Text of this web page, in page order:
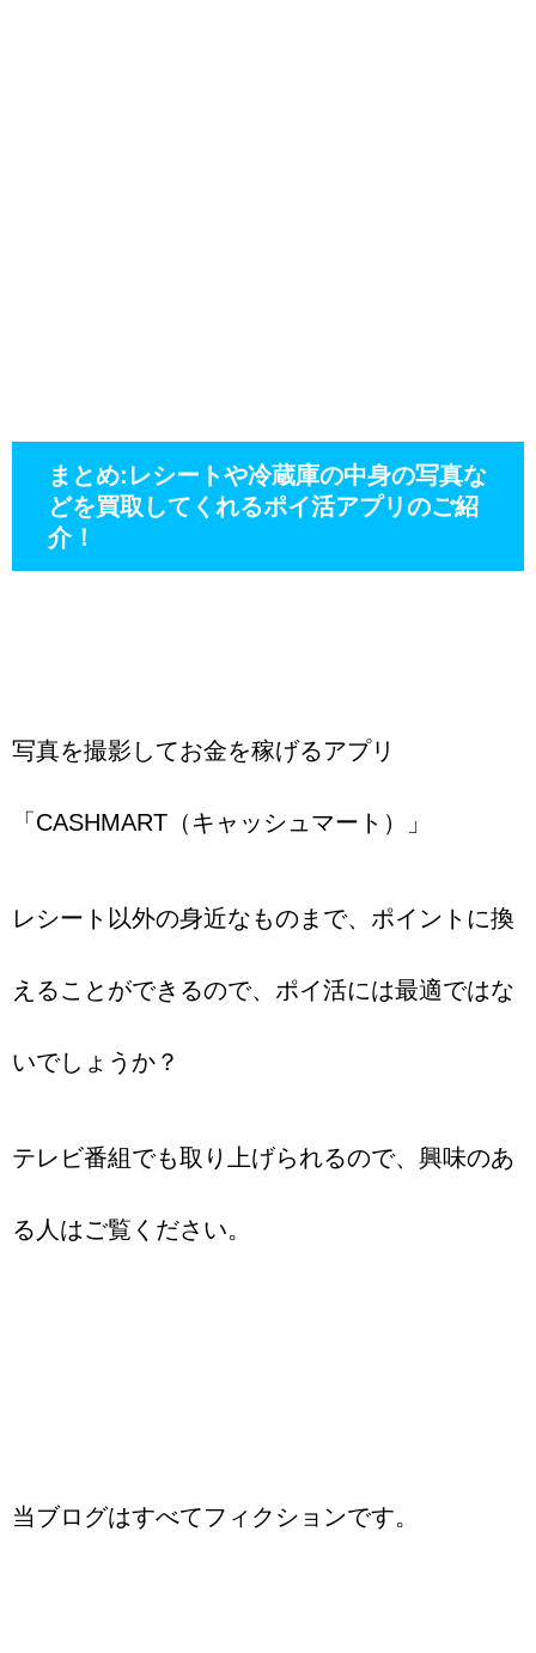
まとめ:レシートや冷蔵庫の中身の写真な
どを買取してくれるポイ活アプリのご紹
介！
写真を撮影してお金を稼げるアプリ
「CASHMART（キャッシュマート）」
レシート以外の身近なものまで、ポイントに換
えることができるので、ポイ活には最適ではな
いでしょうか？
テレビ番組でも取り上げられるので、興味のあ
る人はご覧ください。
当ブログはすべてフィクションです。